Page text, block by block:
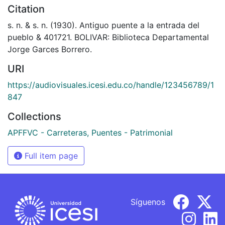
Citation
s. n. & s. n. (1930). Antiguo puente a la entrada del
pueblo & 401721. BOLIVAR: Biblioteca Departamental
Jorge Garces Borrero.
URI
https://audiovisuales.icesi.edu.co/handle/123456789/1
847
Collections
APFFVC - Carreteras, Puentes - Patrimonial
Full item page
Síguenos